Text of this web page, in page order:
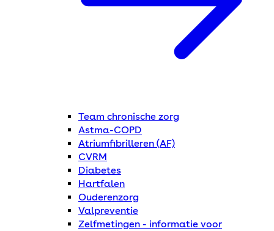
Team chronische zorg
Astma-COPD
Atriumfibrilleren (AF)
CVRM
Diabetes
Hartfalen
Ouderenzorg
Valpreventie
Zelfmetingen - informatie voor